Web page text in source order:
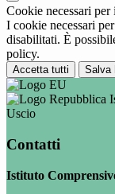
Cookie necessari
I cookie necessari
disabilitati. È
policy.
Accetta tutti Salva
Uscio
Contatti
Istituto